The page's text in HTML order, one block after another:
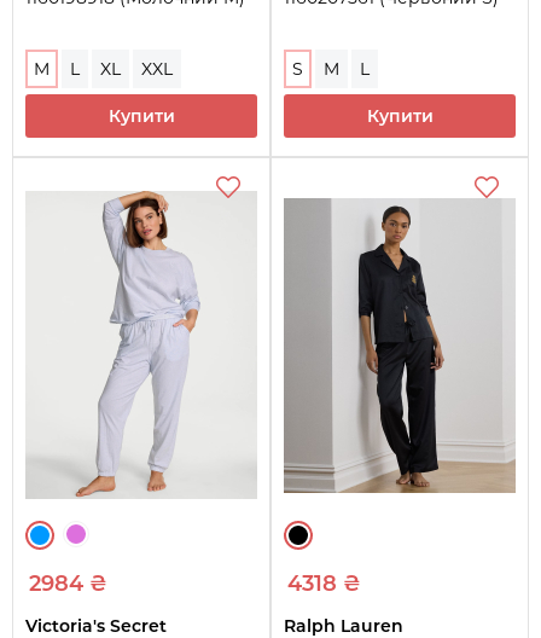
M L XL XXL
Купити
S M L
Купити
2984 ₴
Victoria's Secret
4318 ₴
Ralph Lauren